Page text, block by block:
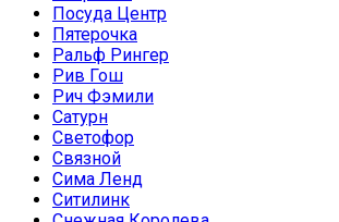
Посуда Центр
Пятерочка
Ральф Рингер
Рив Гош
Рич Фэмили
Сатурн
Светофор
Связной
Сима Ленд
Ситилинк